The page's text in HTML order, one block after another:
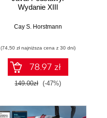
Wydanie XIII
Cay S. Horstmann
(74,50 zł najniższa cena z 30 dni)
78.97 zł
149.00zł (-47%)